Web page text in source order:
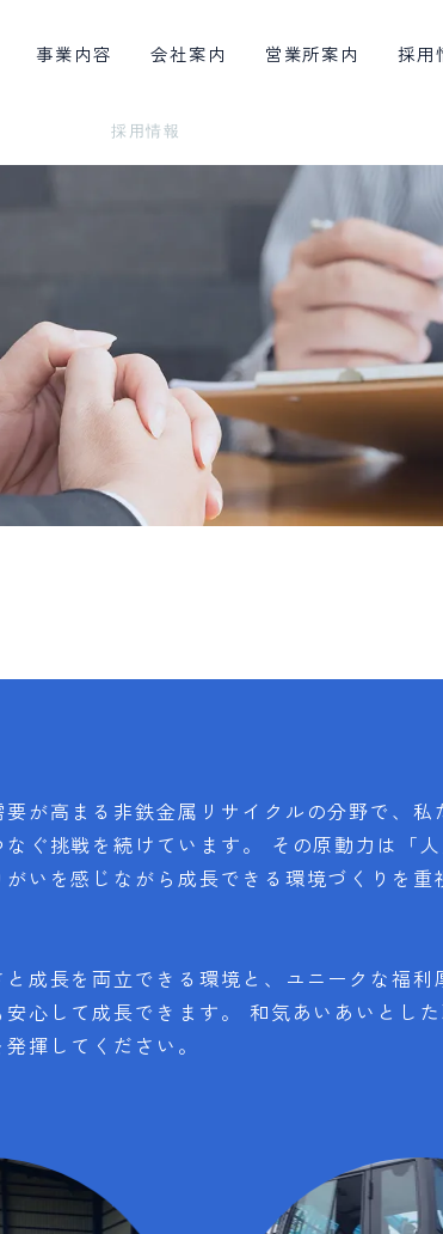
事業内容 会社案内 営業所案内 採用
採用情報
が高まる非鉄金属リサイクルの分野で、私
なぐ挑戦を続けています。 その原動力は「
がいを感じながら成長できる環境づくりを重
成長を両立できる環境と、ユニークな福利
心して成長できます。 和気あいあいとし
揮してください。